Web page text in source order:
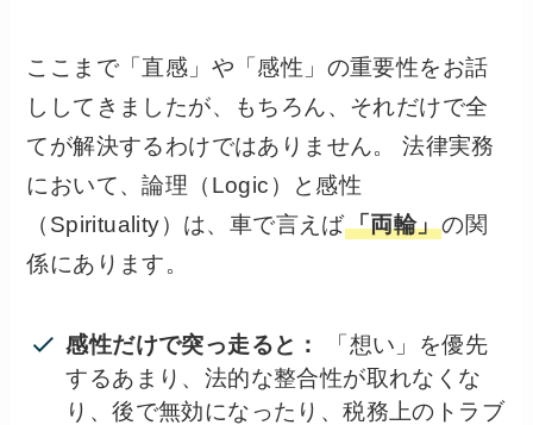
ここまで「直感」や「感性」の重要性をお話
ししてきましたが、もちろん、それだけで全
てが解決するわけではありません。 法律実務
において、論理（Logic）と感性
（Spirituality）は、車で言えば「両輪」の関
係にあります。
感性だけで突っ走ると：
「想い」を優先
するあまり、法的な整合性が取れなくな
り、後で無効になったり、税務上のトラブ